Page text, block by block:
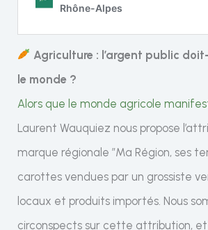
Agriculture : l’argent public
le monde ?
Alors que le monde agricole
Laurent Wauquiez nous propose
marque régionale ”Ma Région, ses
carottes vendues par un grossiste
locaux et produits importés. Nous
circonspects sur cette attribution, et